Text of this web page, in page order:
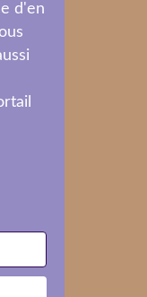
d'en